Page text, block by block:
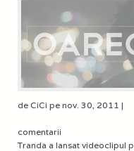
de CiCi pe nov. 30, 2011 |
comentarii
Tranda a lansat videoclipul